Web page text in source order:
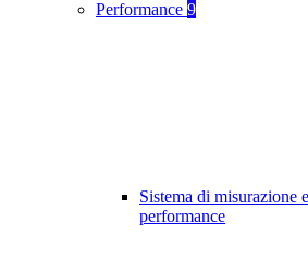
Performance 9
Sistema di misurazione
performance